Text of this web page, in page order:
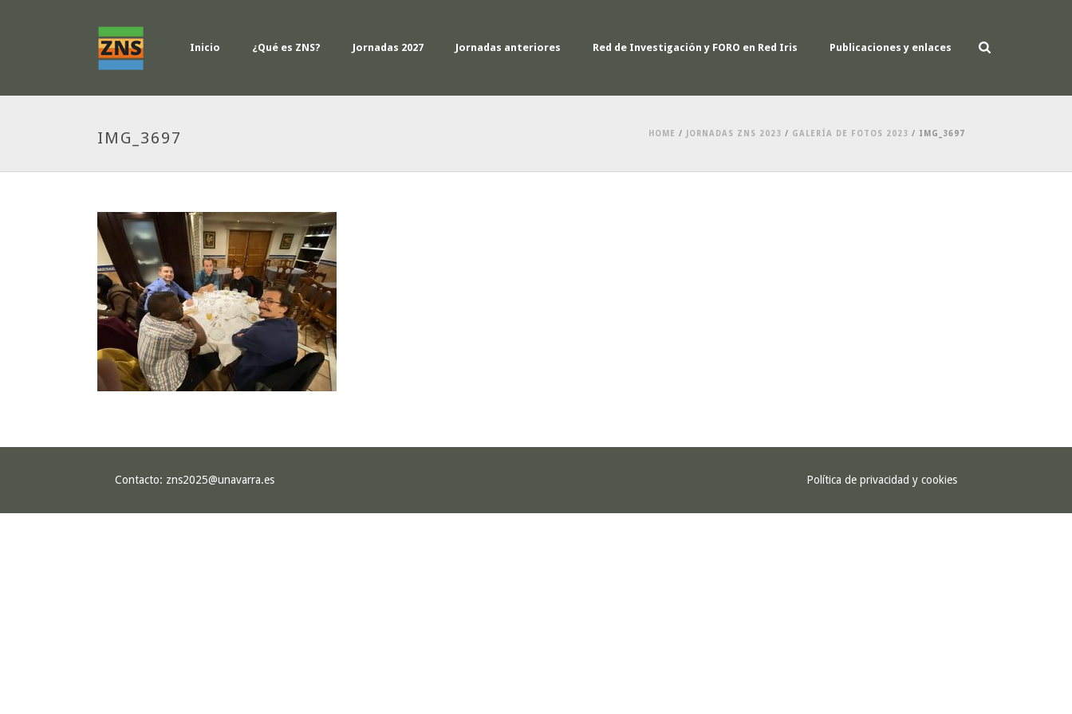
Inicio ¿Qué es ZNS? Jornadas 2027 Jornadas anteriores Red de Investigación y FORO en Red Iris Publicaciones y enlaces
IMG_3697 HOME / JORNADAS ZNS 2023 / GALERÍA DE FOTOS 2023 / IMG_3697
Contacto: zns2025@unavarra.es Política de privacidad y cookies